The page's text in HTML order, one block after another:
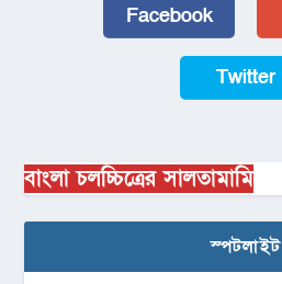
Facebook
Twitter
বাংলা চলচ্চিত্রের সালতামামি
স্পটলাইট